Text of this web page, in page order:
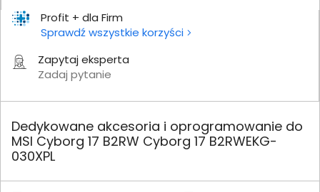
Profit + dla Firm
Sprawdź wszystkie korzyści
Zapytaj eksperta
Zadaj pytanie
Dedykowane akcesoria i oprogramowanie do
MSI Cyborg 17 B2RW Cyborg 17 B2RWEKG-
030XPL